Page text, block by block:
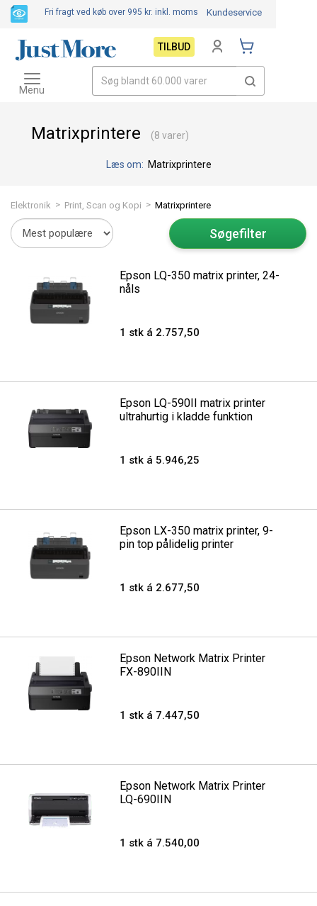
Matrixprintere (8 varer)
Læs om: Matrixprintere
Elektronik > Print, Scan og Kopi > Matrixprintere
Søgefilter
Epson LQ-350 matrix printer, 24-
nåls
1 stk á 2.757,50
Epson LQ-590II matrix printer
ultrahurtig i kladde funktion
1 stk á 5.946,25
Epson LX-350 matrix printer, 9-
pin top pålidelig printer
1 stk á 2.677,50
Epson Network Matrix Printer
FX-890IIN
1 stk á 7.447,50
Epson Network Matrix Printer
LQ-690IIN
1 stk á 7.540,00
Fri fragt ved køb over 995 kr. inkl. moms Kundeservice
TILBUD
Toggle
navigation
Menu